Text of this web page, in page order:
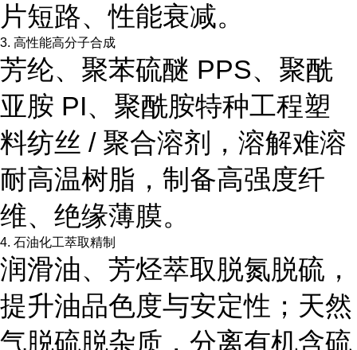
片短路、性能衰减。
3. 高性能高分子合成
芳纶、聚苯硫醚 PPS、聚酰
亚胺 PI、聚酰胺特种工程塑
料纺丝 / 聚合溶剂，溶解难溶
耐高温树脂，制备高强度纤
维、绝缘薄膜。
4. 石油化工萃取精制
润滑油、芳烃萃取脱氮脱硫，
提升油品色度与安定性；天然
气脱硫脱杂质，分离有机含硫